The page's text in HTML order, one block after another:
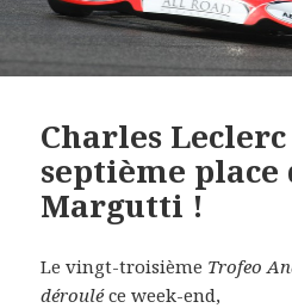
Charles
septième place
Margutti !
Le vingt-troisième Trofeo
dérouléce week-end,